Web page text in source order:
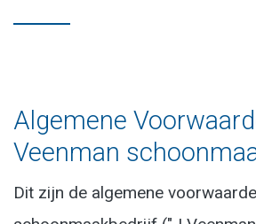
Algemene
Veenman
Dit zijn de algemene